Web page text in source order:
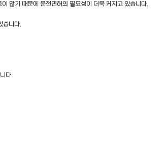
많기 때문에 운전면허의 필요성이 더욱 커지고 있습니다.
습니다.
다.